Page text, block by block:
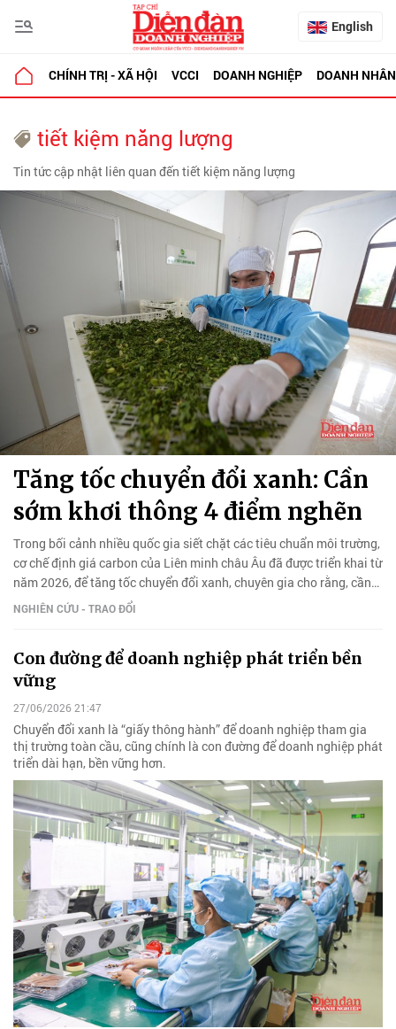
English
CHÍNH TRỊ - XÃ HỘI VCCI DOANH NGHIỆP DOANH NHÂN
tiết kiệm năng lượng
Tin tức cập nhật liên quan đến tiết kiệm năng lượng
Tăng tốc chuyển đổi xanh: Cần
sớm khơi thông 4 điểm nghẽn
Trong bối cảnh nhiều quốc gia siết chặt các tiêu chuẩn môi trường,
cơ chế định giá carbon của Liên minh châu Âu đã được triển khai từ
năm 2026, để tăng tốc chuyển đổi xanh, chuyên gia cho rằng, cần
sớm khơi thông bốn điểm nghẽn.
NGHIÊN CỨU - TRAO ĐỔI
Con đường để doanh nghiệp phát triển bền
vững
27/06/2026 21:47
Chuyển đổi xanh là “giấy thông hành” để doanh nghiệp tham gia
thị trường toàn cầu, cũng chính là con đường để doanh nghiệp phát
triển dài hạn, bền vững hơn.